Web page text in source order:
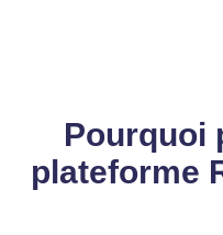
Pourquoi
plateforme